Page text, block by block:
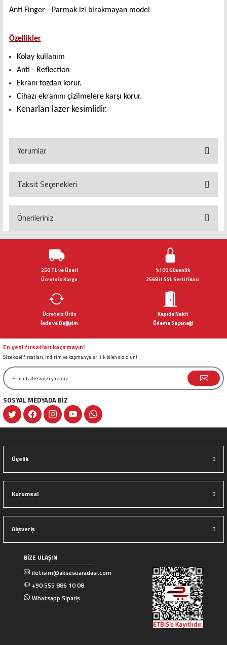
Anti Finger - Parmak izi birakmayan model
Özellikler
Kolay kullanım
Anti - Reflection
Ekranı tozdan korur.
Cihazı ekranını çizilmelere karşı korur.
Kenarları lazer kesimlidir.
Yorumlar
Bu ürüne ilk yorumu siz yapın!
Taksit Seçenekleri
Önerileriniz
yetersiz gördüğünüz noktaları öneri formunu kullanarak tarafımıza
Görüş ve önerileriniz için teşekkür ederiz.
Ürün açıklamasında eksik bilgiler bulunuyor.
Ürün bilgilerinde hatalar bulunuyor.
Bu ürüne benzer farklı alternatifler olmalı.
250 TL ve Üzeri
Ücretsiz Kargo
%100 Güvenlik
256Bit SSL Sertifikası
Ücretsiz Ürün
İade ve Değişim
Kapıda Nakit
Ödeme Seçeneği
En yeni fırsatları kaçırmayın!
Size özel fırsatları, indirim ve kapmanyaları ilk bilen siz olun!
SOSYAL MEDYADA BİZ
Üyelik
Kurumsal
Alışveriş
BİZE ULAŞIN
iletisim@aksesuaradasi.com
+90 555 886 10 08
Whatsapp Sipariş